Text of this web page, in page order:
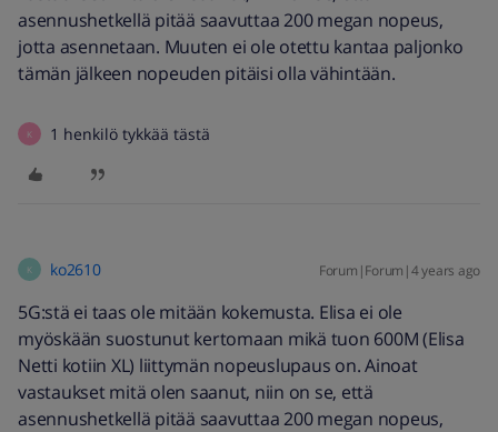
asennushetkellä pitää saavuttaa 200 megan nopeus,
jotta asennetaan. Muuten ei ole otettu kantaa paljonko
tämän jälkeen nopeuden pitäisi olla vähintään.
K 1 henkilö tykkää tästä
K ko2610 Forum|Forum|4 years ago
5G:stä ei taas ole mitään kokemusta. Elisa ei ole
myöskään suostunut kertomaan mikä tuon 600M (Elisa
Netti kotiin XL) liittymän nopeuslupaus on. Ainoat
vastaukset mitä olen saanut, niin on se, että
asennushetkellä pitää saavuttaa 200 megan nopeus,